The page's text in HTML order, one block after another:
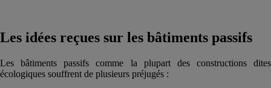
Les idées reçues sur les bâtiments passifs
Les bâtiments passifs comme la plupart des constructions dites
écologiques souffrent de plusieurs préjugés :